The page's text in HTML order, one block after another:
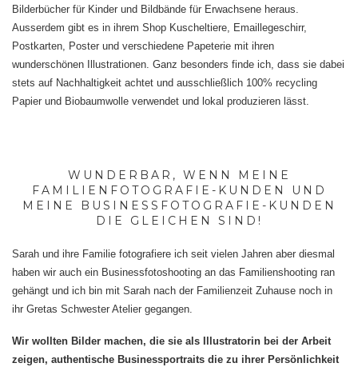
Bilderbücher für Kinder und Bildbände für Erwachsene heraus.
Ausserdem gibt es in ihrem Shop Kuscheltiere, Emaillegeschirr,
Postkarten, Poster und verschiedene Papeterie mit ihren
wunderschönen Illustrationen. Ganz besonders finde ich, dass sie dabei
stets auf Nachhaltigkeit achtet und ausschließlich 100% recycling
Papier und Biobaumwolle verwendet und lokal produzieren lässt.
WUNDERBAR, WENN MEINE
FAMILIENFOTOGRAFIE-KUNDEN UND
MEINE BUSINESSFOTOGRAFIE-KUNDEN
DIE GLEICHEN SIND!
Sarah und ihre Familie fotografiere ich seit vielen Jahren aber diesmal
haben wir auch ein Businessfotoshooting an das Familienshooting ran
gehängt und ich bin mit Sarah nach der Familienzeit Zuhause noch in
ihr Gretas Schwester Atelier gegangen.
Wir wollten Bilder machen, die sie als Illustratorin bei der Arbeit
zeigen, authentische Businessportraits die zu ihrer Persönlichkeit